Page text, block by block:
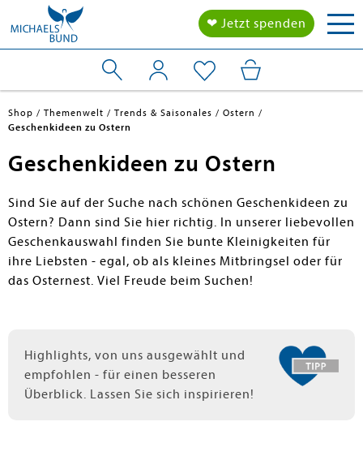
❤ Jetzt spenden
Shop Themenwelt Trends & Saisonales
Ostern
Geschenkideen zu Ostern
Geschenkideen zu Ostern
Sind Sie auf der Suche nach schönen Geschenkideen zu
Ostern? Dann sind Sie hier richtig. In unserer liebevollen
Geschenkauswahl finden Sie bunte Kleinigkeiten für
ihre Liebsten - egal, ob als kleines Mitbringsel oder für
das Osternest. Viel Freude beim Suchen!
Highlights, von uns ausgewählt und
empfohlen - für einen besseren
Überblick. Lassen Sie sich inspirieren!